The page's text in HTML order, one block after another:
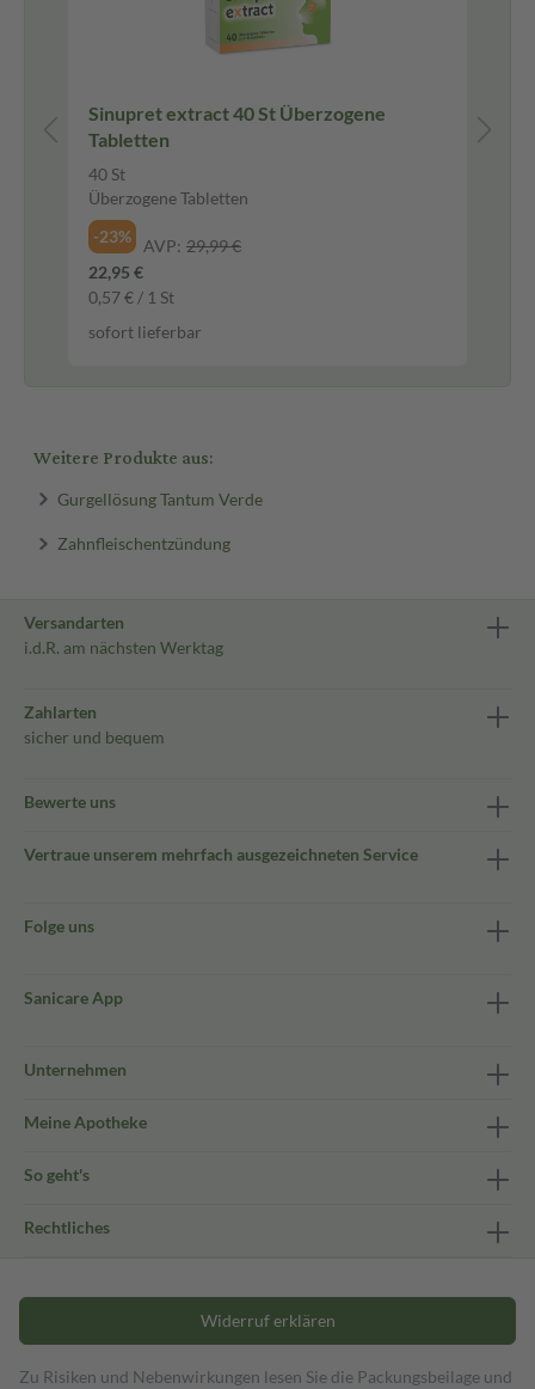
Sinupret extract 40 St Überzogene
Tabletten
40 St
Überzogene Tabletten
-23%
AVP: 29,99 €
22,95 €
0,57 € / 1 St
sofort lieferbar
Weitere Produkte aus:
Gurgellösung Tantum Verde
Zahnfleischentzündung
Versandarten
i.d.R. am nächsten Werktag
Zahlarten
sicher und bequem
Bewerte uns
Vertraue unserem mehrfach ausgezeichneten Service
Folge uns
Sanicare App
Unternehmen
Meine Apotheke
So geht's
Rechtliches
Widerruf erklären
Zu Risiken und Nebenwirkungen lesen Sie die Packungsbeilage und